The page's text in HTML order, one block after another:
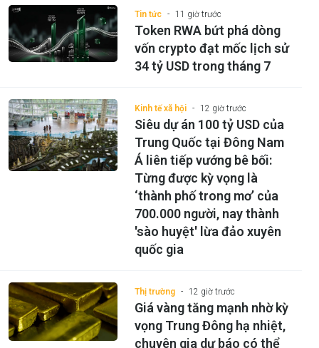
Tin tức 11 giờ trước
Token RWA bứt phá dòng
vốn crypto đạt mốc lịch sử
34 tỷ USD trong tháng 7
Kinh tế xã hội 12 giờ trước
Siêu dự án 100 tỷ USD của
Trung Quốc tại Đông Nam
Á liên tiếp vướng bê bối:
Từng được kỳ vọng là
‘thành phố trong mơ’ của
700.000 người, nay thành
'sào huyệt' lừa đảo xuyên
quốc gia
Thị trường 12 giờ trước
Giá vàng tăng mạnh nhờ kỳ
vọng Trung Đông hạ nhiệt,
chuyên gia dự báo có thể